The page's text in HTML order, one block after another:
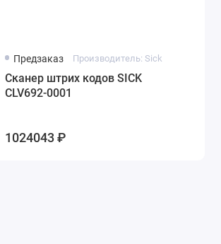
Предзаказ Производитель: Sick
Сканер штрих кодов SICK
CLV692-0001
1024043 ₽